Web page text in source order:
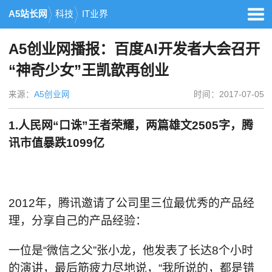
A5站长网 科技 IT业界
A5创业网播报：百度AI开发者大会召开
“神奇少女”王凯歆再创业
来源： A5创业网 时间：2017-07-05
1.人民网“口诛”王者荣耀，两篇雄文2505字，腾
讯市值暴跌1099亿
2012年，腾讯邀请了公司里三位最优秀的产品经
理，分享自己的产品经验：
一位是“微信之父”张小龙，他发表了长达8个小时
的演讲，最后筋疲力尽地说，“我所说的，都是错